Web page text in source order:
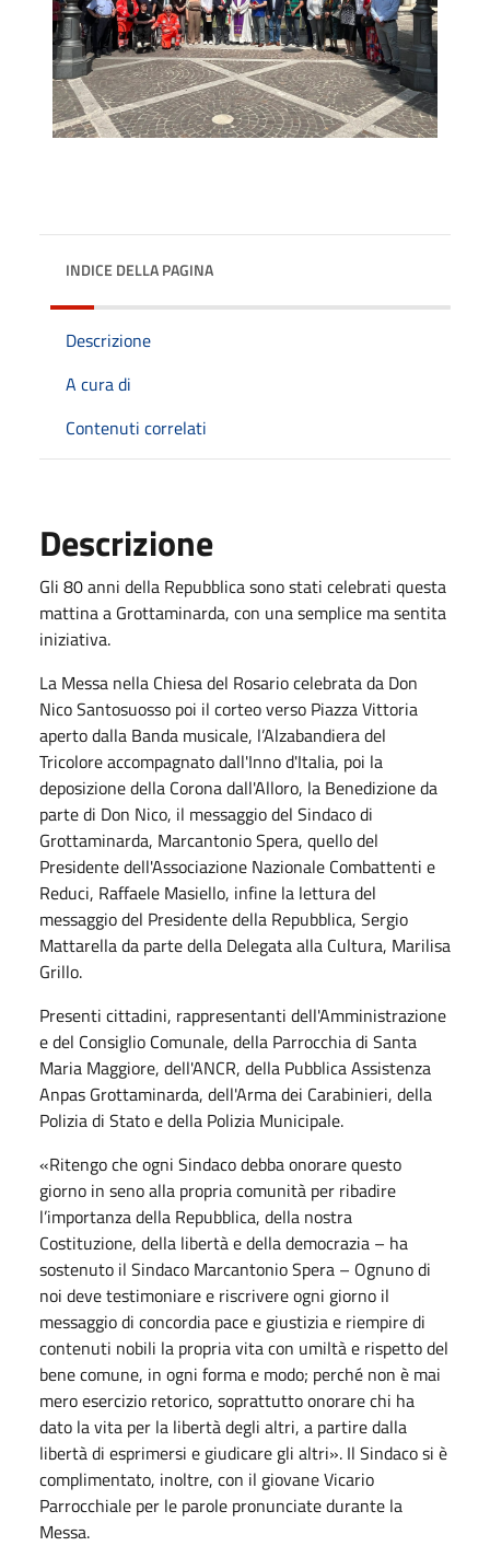
INDICE DELLA PAGINA
Descrizione
A cura di
Contenuti correlati
Descrizione
Gli 80 anni della Repubblica sono stati celebrati questa
mattina a Grottaminarda, con una semplice ma sentita
iniziativa.
La Messa nella Chiesa del Rosario celebrata da Don
Nico Santosuosso poi il corteo verso Piazza Vittoria
aperto dalla Banda musicale, l’Alzabandiera del
Tricolore accompagnato dall'Inno d'Italia, poi la
deposizione della Corona dall'Alloro, la Benedizione da
parte di Don Nico, il messaggio del Sindaco di
Grottaminarda, Marcantonio Spera, quello del
Presidente dell'Associazione Nazionale Combattenti e
Reduci, Raffaele Masiello, infine la lettura del
messaggio del Presidente della Repubblica, Sergio
Mattarella da parte della Delegata alla Cultura, Marilisa
Grillo.
Presenti cittadini, rappresentanti dell'Amministrazione
e del Consiglio Comunale, della Parrocchia di Santa
Maria Maggiore, dell'ANCR, della Pubblica Assistenza
Anpas Grottaminarda, dell'Arma dei Carabinieri, della
Polizia di Stato e della Polizia Municipale.
«Ritengo che ogni Sindaco debba onorare questo
giorno in seno alla propria comunità per ribadire
l’importanza della Repubblica, della nostra
Costituzione, della libertà e della democrazia – ha
sostenuto il Sindaco Marcantonio Spera – Ognuno di
noi deve testimoniare e riscrivere ogni giorno il
messaggio di concordia pace e giustizia e riempire di
contenuti nobili la propria vita con umiltà e rispetto del
bene comune, in ogni forma e modo; perché non è mai
mero esercizio retorico, soprattutto onorare chi ha
dato la vita per la libertà degli altri, a partire dalla
libertà di esprimersi e giudicare gli altri». Il Sindaco si è
complimentato, inoltre, con il giovane Vicario
Parrocchiale per le parole pronunciate durante la
Messa.